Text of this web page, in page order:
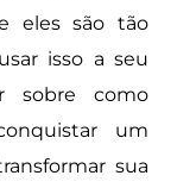
eles são tão
isso a seu
sobre como
um
sua